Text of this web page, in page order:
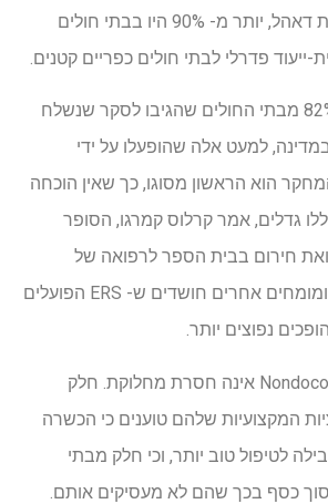
24/7. בדומה לאנדרטת דאהל, יותר מ- 90% היו בבתי חולים
ייעוד פדרלי לבתי חולים כפריים קטנים.
התוצאות מגיעות מ- 82% מבתי החולים שהגיבו לסקר שנשלח
למעט אלה שהופעלו על ידי
הוא הראשון מסוגו, כך שאין הוכחה
גדלים, אמר קרלוס קמרגו, הסופר
חירום בבית הספר לרפואה של
הרווארד. אולם קמרגו ומומחים אחרים חושדים ש- ERS הפועלים
נפוצים יותר.
הצבת ERS בידי Nondocortors אינה חסרת מחלוקת. חלק
המקצועיות שלהם טוענים כי הכשרה
לטיפול טוב יותר, וכי חלק מבתי
כסף בכך שהם לא מעסיקים אותם.